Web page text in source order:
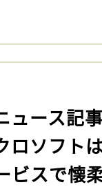
ュース記
ロソフト
ビスで懐